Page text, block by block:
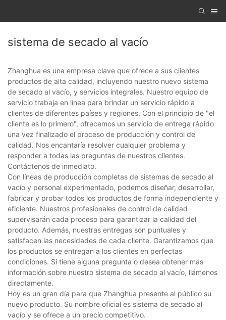
sistema de secado al vacío
Zhanghua es una empresa clave que ofrece a sus clientes
productos de alta calidad, incluyendo nuestro nuevo sistema
de secado al vacío, y servicios integrales. Nuestro equipo de
servicio trabaja en línea para brindar un servicio rápido a
clientes de diferentes países y regiones. Con el principio de "el
cliente es lo primero", ofrecemos un servicio de entrega rápido
una vez finalizado el proceso de producción y control de
calidad. Nos encantaría resolver cualquier problema y
responder a todas las preguntas de nuestros clientes.
Contáctenos de inmediato.
Con líneas de producción completas de sistemas de secado al
vacío y personal experimentado, podemos diseñar, desarrollar,
fabricar y probar todos los productos de forma independiente y
eficiente. Nuestros profesionales de control de calidad
supervisarán cada proceso para garantizar la calidad del
producto. Además, nuestras entregas son puntuales y
satisfacen las necesidades de cada cliente. Garantizamos que
los productos se entregan a los clientes en perfectas
condiciones. Si tiene alguna pregunta o desea obtener más
información sobre nuestro sistema de secado al vacío, llámenos
directamente.
Hoy es un gran día para que Zhanghua presente al público su
nuevo producto. Su nombre oficial es sistema de secado al
vacío y se ofrece a un precio competitivo.